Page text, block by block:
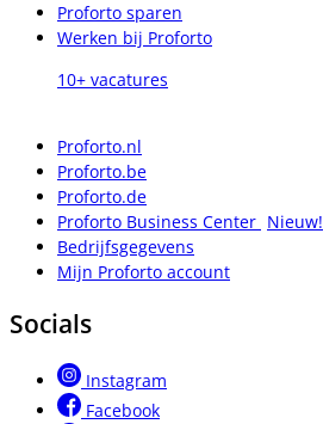
Proforto sparen
Werken bij Proforto
10+ vacatures
Proforto.nl
Proforto.be
Proforto.de
Proforto Business Center Nieuw!
Bedrijfsgegevens
Mijn Proforto account
Socials
Instagram
Facebook